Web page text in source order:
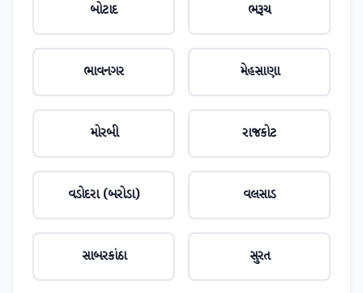
બોટાદ ભરૂચ
ભાવનગર મેહસાણા
મોરબી રાજકોટ
વડોદરા (બરોડા) વલસાડ
સાબરકાંઠા સુરત